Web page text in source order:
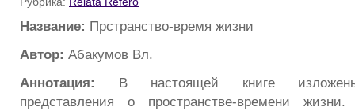
Название: Прстранство-время жизни
Автор: Абакумов Вл.
Аннотация: В настоящей книге
представления о пространстве-времени